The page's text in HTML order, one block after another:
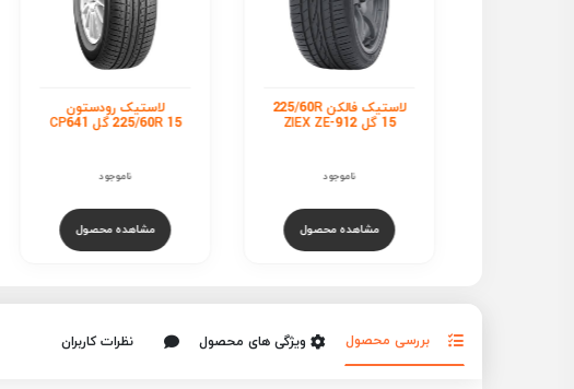
لاستیک رودستون
225/60R 15 گل CP641
ناموجود
مشاهده محصول
لاستیک سومیتومو
225/60R 15 گل HTR 4
ناموجود
مشاهده محصول
بررسی محصول ویژگی های محصول نظرات کاربران